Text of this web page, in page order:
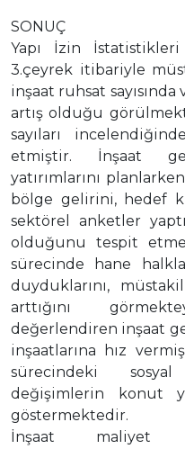
SONUÇ
Yapı İzin
3.çeyrek itibariyle
inşaat ruhsat
artış olduğu
sayıları
etmiştir. İnşaat
yatırımlarını
bölge gelirini, hedef
sektörel anketler
olduğunu tespit
sürecinde hane
duyduklarını,
arttığını
değerlendiren inşaat
inşaatlarına hız
sürecindeki
değişimlerin konut
göstermektedir.
İnşaat maliyet